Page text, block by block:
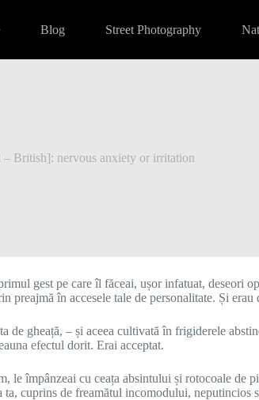
Blog Street Photography
British]: nervous anxiety or irritation
gest pe care îl făceai, ușor infatuat, deseori
preajmă în accesele tale de personalitate. Și erau
gheață, – și aceea cultivată în frigiderele
efectul dorit. Erai acceptat.
le împânzeai cu ceața absintului și rotocoale
cuprins de freamătul incomodului,